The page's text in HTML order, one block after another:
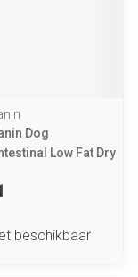
Dog
Low Fat Dry
beschikbaar